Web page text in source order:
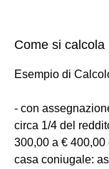
Come si
Esempio di
- con
circa 1/4 del
300,00 a €
casa coniugale: